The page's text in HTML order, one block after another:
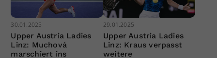
30.01.2025
Upper Austria Ladies
Linz: Muchová
marschiert ins
29.01.2025
Upper Austria Ladies
Linz: Kraus verpasst
weitere